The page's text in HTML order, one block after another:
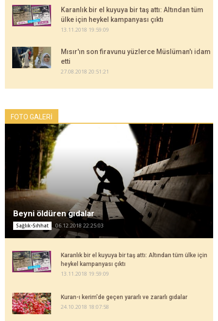
Karanlık bir el kuyuya bir taş attı: Altından tüm
ülke için heykel kampanyası çıktı
13.11.2018 19:59:09
Mısır'ın son firavunu yüzlerce Müslüman'ı idam
etti
27.08.2018 20:51:21
FOTO GALERİ
Beyni öldüren gıdalar
Sağlık-Sıhhat 06.12.2018 22:25:03
Karanlık bir el kuyuya bir taş attı: Altından tüm ülke için
heykel kampanyası çıktı
13.11.2018 19:59:09
Kuran-ı kerim'de geçen yararlı ve zararlı gıdalar
24.10.2018 18:07:58